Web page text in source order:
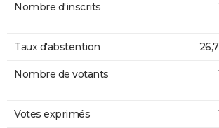
Nombre d'inscrits
Taux d'abstention
Nombre de votants
Votes exprimés